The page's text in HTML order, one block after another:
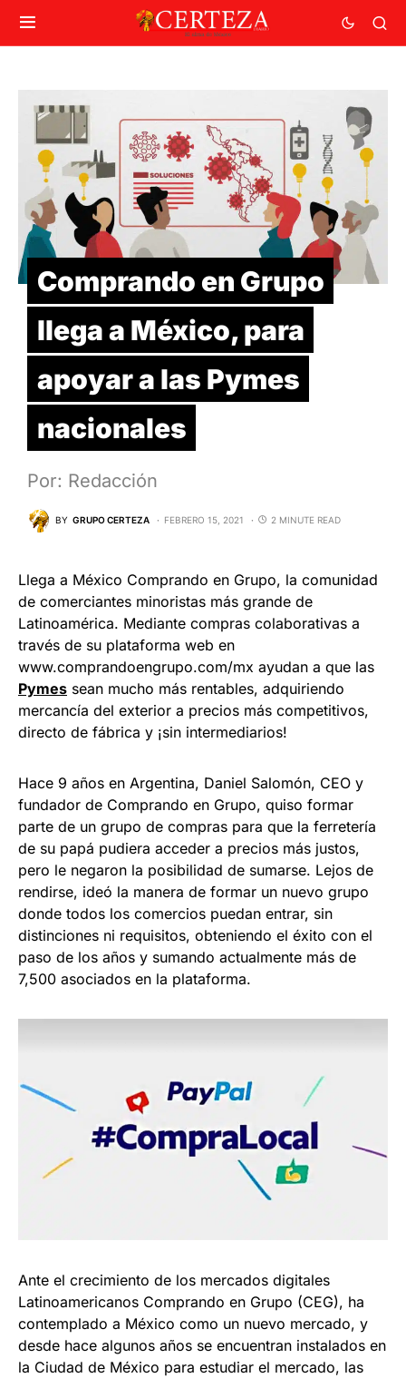
Comprando en Grupo
llega a México, para
apoyar a las Pymes
nacionales
Por: Redacción
BY GRUPO CERTEZA FEBRERO 15, 2021 2 MINUTE READ
Llega a México Comprando en Grupo, la comunidad
de comerciantes minoristas más grande de
Latinoamérica. Mediante compras colaborativas a
través de su plataforma web en
www.comprandoengrupo.com/mx ayudan a que las
Pymes sean mucho más rentables, adquiriendo
mercancía del exterior a precios más competitivos,
directo de fábrica y ¡sin intermediarios!
Hace 9 años en Argentina, Daniel Salomón, CEO y
fundador de Comprando en Grupo, quiso formar
parte de un grupo de compras para que la ferretería
de su papá pudiera acceder a precios más justos,
pero le negaron la posibilidad de sumarse. Lejos de
rendirse, ideó la manera de formar un nuevo grupo
donde todos los comercios puedan entrar, sin
distinciones ni requisitos, obteniendo el éxito con el
paso de los años y sumando actualmente más de
7,500 asociados en la plataforma.
Ante el crecimiento de los mercados digitales
Latinoamericanos Comprando en Grupo (CEG), ha
contemplado a México como un nuevo mercado, y
desde hace algunos años se encuentran instalados en
la Ciudad de México para estudiar el mercado, las